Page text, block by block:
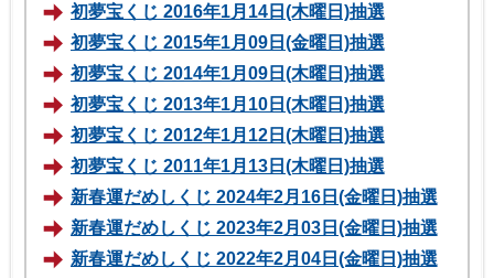
初夢宝くじ 2016年1月14日(木曜日)抽選
初夢宝くじ 2015年1月09日(金曜日)抽選
初夢宝くじ 2014年1月09日(木曜日)抽選
初夢宝くじ 2013年1月10日(木曜日)抽選
初夢宝くじ 2012年1月12日(木曜日)抽選
初夢宝くじ 2011年1月13日(木曜日)抽選
新春運だめしくじ 2024年2月16日(金曜日)抽選
新春運だめしくじ 2023年2月03日(金曜日)抽選
新春運だめしくじ 2022年2月04日(金曜日)抽選